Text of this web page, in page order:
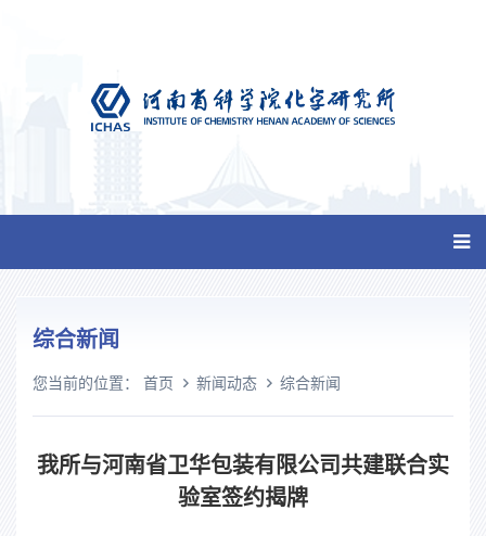
综合新闻
您当前的位置： 首页 新闻动态 综合新闻
我所与河南省卫华包装有限公司共建联合实
验室签约揭牌